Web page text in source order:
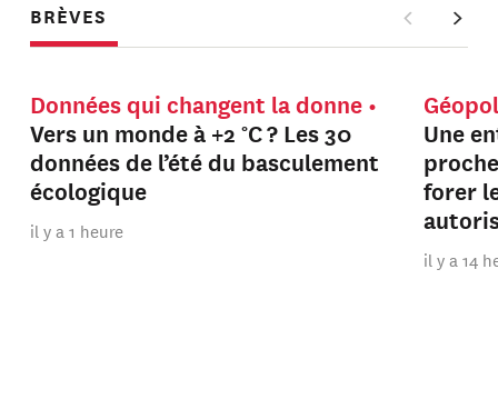
BRÈVES
Données qui changent la donne
Vers un monde à +2 °C ? Les 30
données de l’été du basculement
écologique
il y a 1 heure
Une
forer
il y a 14